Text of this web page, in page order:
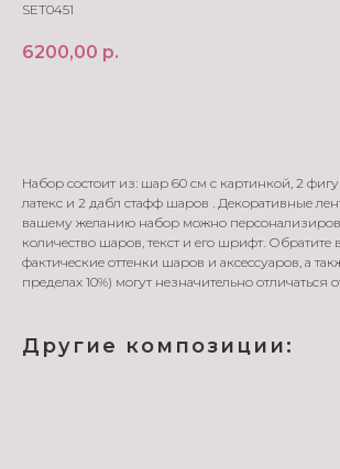
SET0451
6200,00 р.
Набор состоит из: шар 60 см с картинкой, 2
латекс и 2 дабл стафф шаров . Декоративные
вашему желанию набор можно
количество шаров, текст и его шрифт. Обратите
фактические оттенки шаров и аксессуаров, а
пределах 10%) могут незначительно отличаться
Другие композиции: